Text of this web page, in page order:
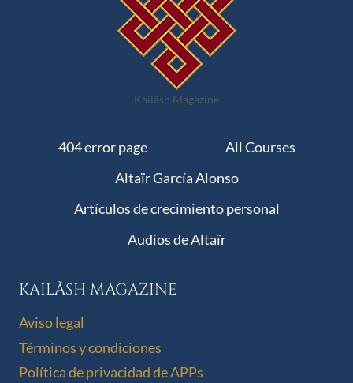
Kailãsh Magazine
404 error page
All Courses
Altaïr García Alonso
Artículos de crecimiento personal
Audios de Altaïr
KAILÃSH MAGAZINE
Aviso legal
Términos y condiciones
Política de privacidad de APPs